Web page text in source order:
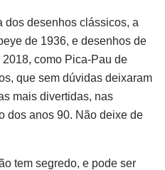
dos desenhos clássicos, a
de 1936, e desenhos de
como Pica-Pau de
que sem dúvidas deixaram
mais divertidas, nas
dos anos 90. Não deixe de
tem segredo, e pode ser